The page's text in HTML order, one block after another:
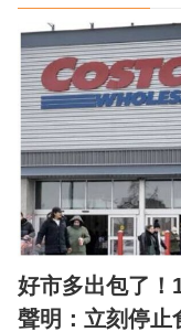
好市多出包了！
聲明：立刻停止